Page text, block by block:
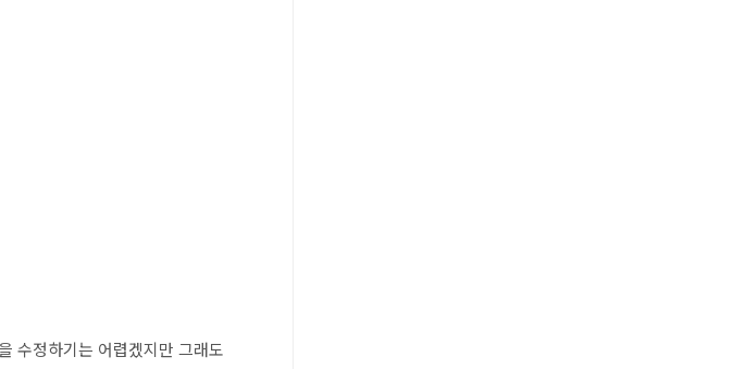
수정하기는 어렵겠지만 그래도